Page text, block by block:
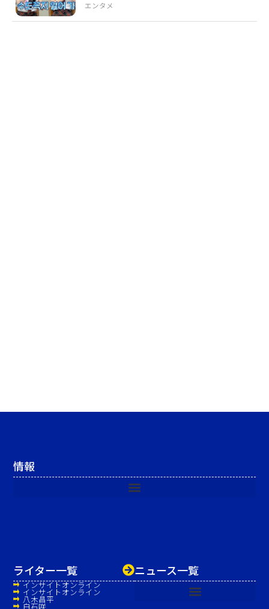
エンタメ
ニュース一覧
ライター一覧
インサイトオンライン
インサイトオンライン
八木昌平
白石咲
情報